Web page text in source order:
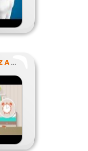
AMIT TUDNI AKARSZ A NÁTHÁRÓL